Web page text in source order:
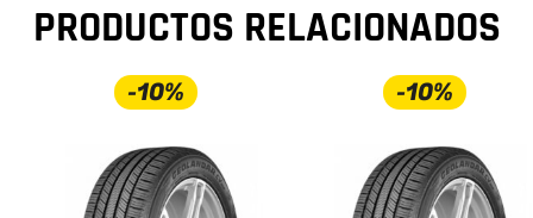
PRODUCTOS RELACIONADOS
-10% -10%